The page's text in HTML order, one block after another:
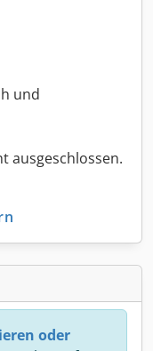
und
ausgeschlossen.
oder